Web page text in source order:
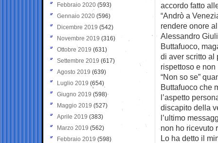
accordo fatto
“Andrò a
rendere onore
Alessandro
Buttafuoco,
di aver scritto al
rispettoso e non
“Non so se”
Buttafuoco che
l’aspetto
discapito della
l’ultimo
non ho ricevuto
Lo ha detto il
Febbraio 2020 (593)
Gennaio 2020 (596)
Dicembre 2019 (542)
Novembre 2019 (316)
Ottobre 2019 (631)
Settembre 2019 (617)
Agosto 2019 (639)
Luglio 2019 (654)
Giugno 2019 (598)
Maggio 2019 (527)
Aprile 2019 (383)
Marzo 2019 (562)
Febbraio 2019 (598)